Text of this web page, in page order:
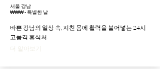
서울 강남
₩₩₩ - 특별한 날
바쁜 강남의 일상 속, 지친 몸에 활력을 불어넣는 24시
고품격 휴식처.
더 알아보기